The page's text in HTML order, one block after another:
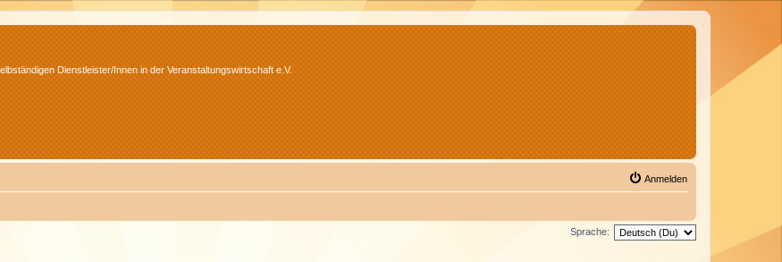
Dienstleister/Innen in der Veranstaltungswirtschaft e.V.
Anmelden
Sprache: